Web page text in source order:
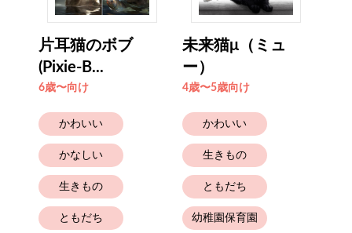
片耳猫のボブ
(Pixie-B...
6歳〜向け
かわいい
かなしい
生きもの
ともだち
未来猫μ（ミュ
ー）
4歳〜5歳向け
かわいい
生きもの
ともだち
幼稚園保育園